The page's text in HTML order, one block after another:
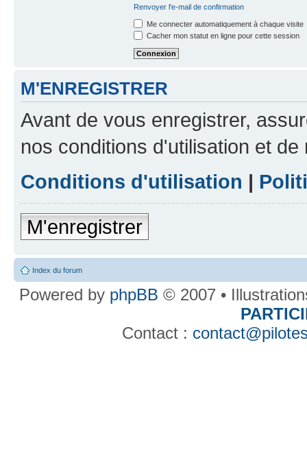
Renvoyer l'e-mail de confirmation
Me connecter automatiquement à chaque visite
Cacher mon statut en ligne pour cette session
M'ENREGISTRER
Avant de vous enregistrer,
nos conditions d'utilisation et
Conditions d'utilisation |
M'enregistrer
Index du forum
Powered by phpBB © 2007 •
Contact :